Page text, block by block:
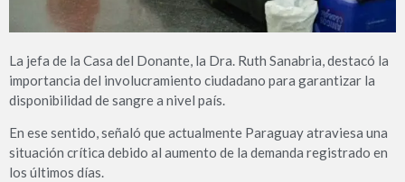
La jefa de la Casa del Donante, la Dra. Ruth Sanabria, destacó la
importancia del involucramiento ciudadano para garantizar la
disponibilidad de sangre a nivel país.
En ese sentido, señaló que actualmente Paraguay atraviesa una
situación crítica debido al aumento de la demanda registrado en
los últimos días.